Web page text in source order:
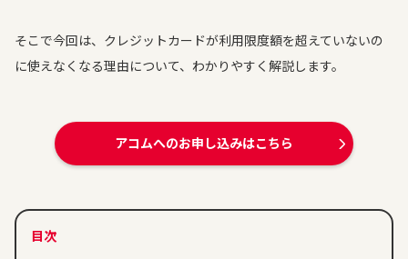
そこで今回は、クレジットカードが利用限度額を超えていないの
に使えなくなる理由について、わかりやすく解説します。
アコムへのお申し込みはこちら